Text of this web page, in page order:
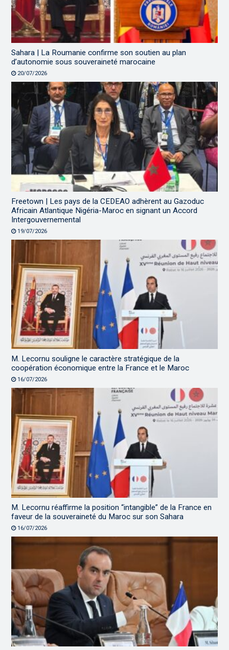
Sahara | La Roumanie confirme son soutien au plan
d’autonomie sous souveraineté marocaine
20/07/2026
Freetown | Les pays de la CEDEAO adhèrent au Gazoduc
Africain Atlantique Nigéria-Maroc en signant un Accord
Intergouvernemental
19/07/2026
M. Lecornu souligne le caractère stratégique de la
coopération économique entre la France et le Maroc
16/07/2026
M. Lecornu réaffirme la position “intangible” de la France en
faveur de la souveraineté du Maroc sur son Sahara
16/07/2026